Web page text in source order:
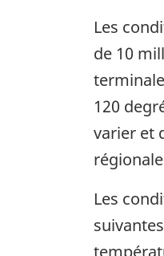
Les
de 10
120
varier et
Les